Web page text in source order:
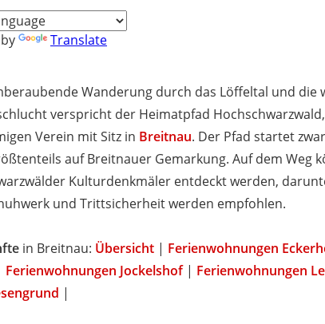
Translate
Wanderung durch das Löffeltal und die
verspricht der Heimatpfad
Verein mit Sitz in Breitnau. Der Pfad startet
auf Breitnauer Gemarkung. Auf dem Weg
Kulturdenkmäler entdeckt werden,
und Trittsicherheit werden empfohlen.
in Breitnau: Übersicht | Ferienwohnungen
Ferienwohnungen Jockelshof| Ferienwohnungen
|